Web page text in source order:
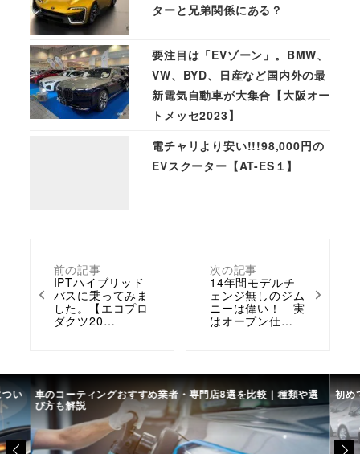
前の記事
IPTハイブリッド
バスに乗ってみま
した。【エコプロ
ダクツ20…
次の記事
14年間モデルチ
ェンジ無しのジム
ニーは偉い！ 実
はオープン仕…
ターと兄弟関係にある？
要注目は「EVゾーン」。BMW、
VW、BYD、日産など国内外の最
新電気自動車が大集合【大阪オー
トメッセ2023】
電チャリより安い!!!98,000円の
EVスクーター【AT-ES１】
い 車のコーティングおすすめ業者・専門店8選を比較｜種類や選
び方も解説
初め